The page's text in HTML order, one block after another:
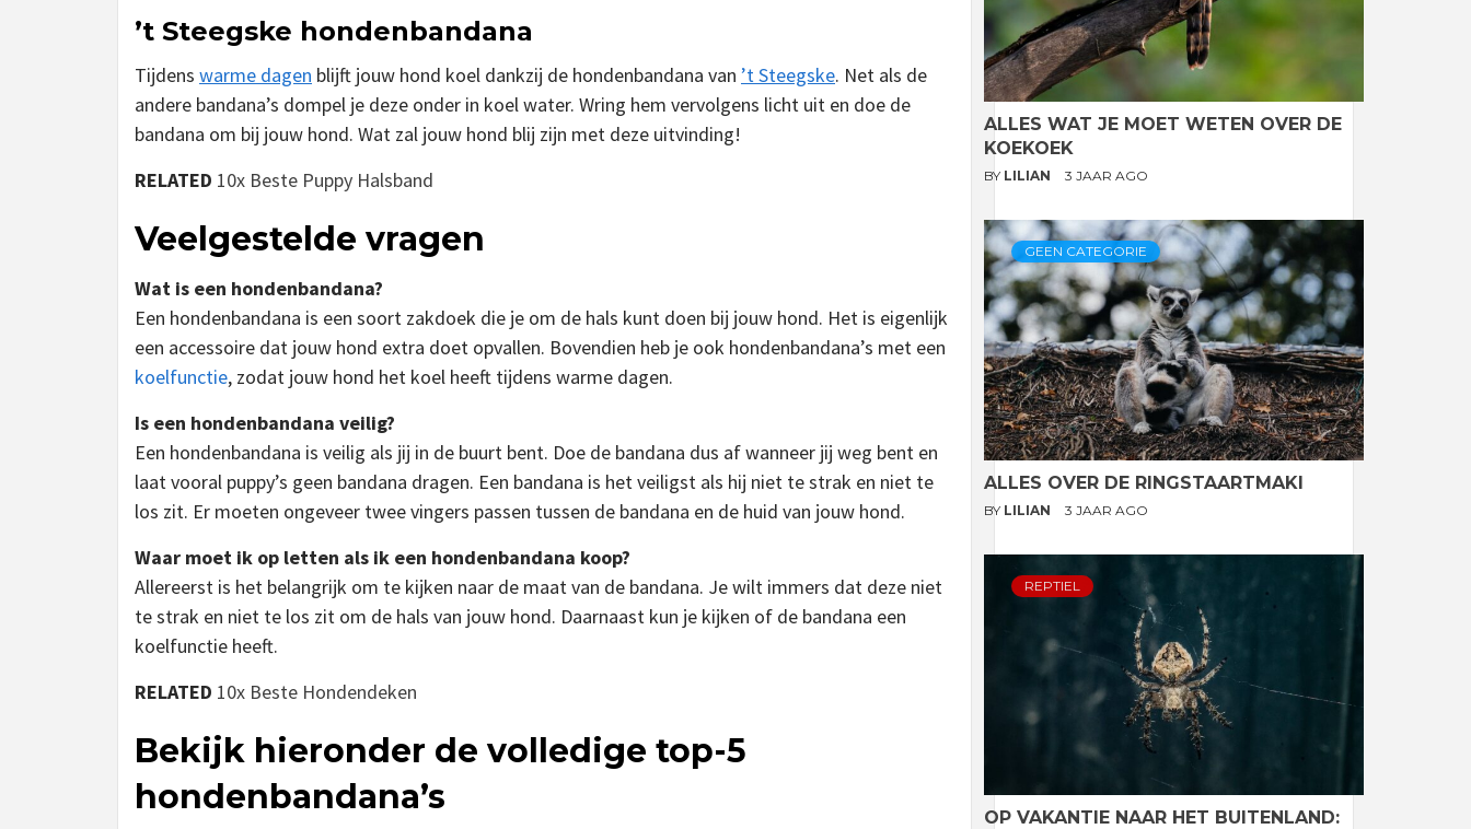
’t Steegske hondenbandana
Tijdens warme dagen blijft jouw hond koel dankzij de hondenbandana van ’t Steegske. Net als de
andere bandana’s dompel je deze onder in koel water. Wring hem vervolgens licht uit en doe de
bandana om bij jouw hond. Wat zal jouw hond blij zijn met deze uitvinding!
RELATED 10x Beste Puppy Halsband
Veelgestelde vragen
Wat is een hondenbandana?
Een hondenbandana is een soort zakdoek die je om de hals kunt doen bij jouw hond. Het is eigenlijk
een accessoire dat jouw hond extra doet opvallen. Bovendien heb je ook hondenbandana’s met een
koelfunctie, zodat jouw hond het koel heeft tijdens warme dagen.
Is een hondenbandana veilig?
Een hondenbandana is veilig als jij in de buurt bent. Doe de bandana dus af wanneer jij weg bent en
laat vooral puppy’s geen bandana dragen. Een bandana is het veiligst als hij niet te strak en niet te
los zit. Er moeten ongeveer twee vingers passen tussen de bandana en de huid van jouw hond.
Waar moet ik op letten als ik een hondenbandana koop?
Allereerst is het belangrijk om te kijken naar de maat van de bandana. Je wilt immers dat deze niet
te strak en niet te los zit om de hals van jouw hond. Daarnaast kun je kijken of de bandana een
koelfunctie heeft.
RELATED 10x Beste Hondendeken
Bekijk hieronder de volledige top-5
hondenbandana’s
ALLES WAT JE MOET WETEN OVER DE
KOEKOEK
BY LILIAN 3 JAAR AGO
GEEN CATEGORIE
ALLES OVER DE RINGSTAARTMAKI
BY LILIAN 3 JAAR AGO
REPTIEL
OP VAKANTIE NAAR HET BUITENLAND: